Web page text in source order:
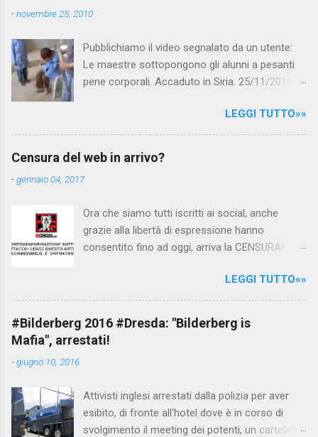
t
-novembre 25, 2010
Pubblichiamo il video segnalato da un utente:
Le maestre sottopongono gli alunni a pesanti
pene corporali. Accaduto in Siria. 25/11/2010
Canale 5 "Forum" si è interessato al caso,
interpellando prontamente l'ambasciata siriana,
per fare luce sulla vicenda: è emerso che il
scuola. LEGGI IL SERVIZIO . staff
nocensura.com Condividi su Facebook
LEGGI TUTTO»»
Censura del web in arrivo?
-gennaio 04, 2017
Ora che siamo tutti iscritti ai social, anche
grazie alla libertà di espressione hanno
consentito fino ad oggi, arriva la CENSURA!
politica rispediti al mittente dai cittadini - perché
censurare avrebbe fatto perdere troppi
consensi ai vari governi - la CENSURA potrebbe
arrivare dall'Antitrust, ovvero l' Autorità garante
governo non c'è più Matteo Renzi ma il buon
Renziloni , controfigura di Renzi messo li per
LEGGI TUTTO»»
#Bilderberg 2016 #Dresda: "Bilderberg is
Mafia", arrestati!
-giugno 10, 2016
Attivisti inglesi arrestati dalla polizia per aver
esibito, di fronte all'hotel dove è in corso di
svolgimento il meeting dei potenti, un cartellone